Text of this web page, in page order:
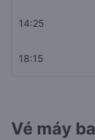
14:25
18:15
Vé máy